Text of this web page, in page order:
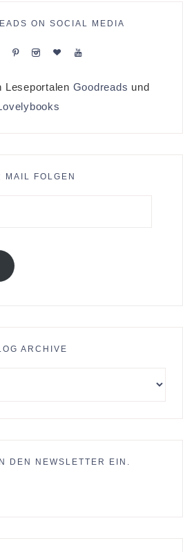
ON SOCIAL MEDIA
Leseportalen Goodreads und
MAIL FOLGEN
ARCHIVE
DEN NEWSLETTER EIN.